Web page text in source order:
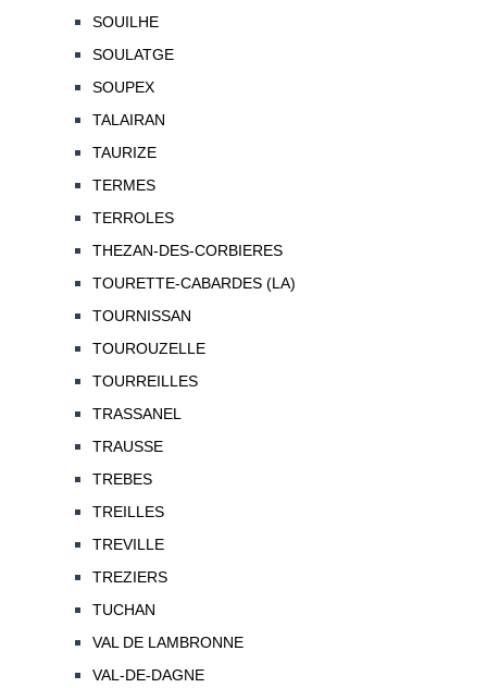
SOUILHE
SOULATGE
SOUPEX
TALAIRAN
TAURIZE
TERMES
TERROLES
THEZAN-DES-CORBIERES
TOURETTE-CABARDES (LA)
TOURNISSAN
TOUROUZELLE
TOURREILLES
TRASSANEL
TRAUSSE
TREBES
TREILLES
TREVILLE
TREZIERS
TUCHAN
VAL DE LAMBRONNE
VAL-DE-DAGNE